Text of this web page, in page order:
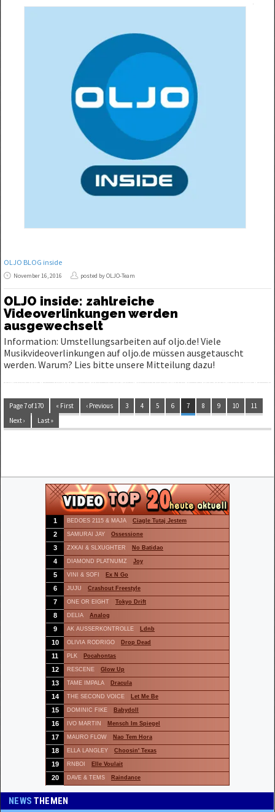
OLJO BLOG inside
November 16, 2016 posted by OLJO-Team
OLJO inside: zahlreiche
Videoverlinkungen werden
ausgewechselt
Information: Umstellungsarbeiten auf oljo.de! Viele
Musikvideoverlinkungen auf oljo.de müssen ausgetauscht
werden. Warum? Lies bitte unsere Mitteilung dazu!
Page 7 of 170 « First ‹ Previous 3 4 5 6 7 8 9 10
11
Next ›
Last »
NEWSTHEMEN